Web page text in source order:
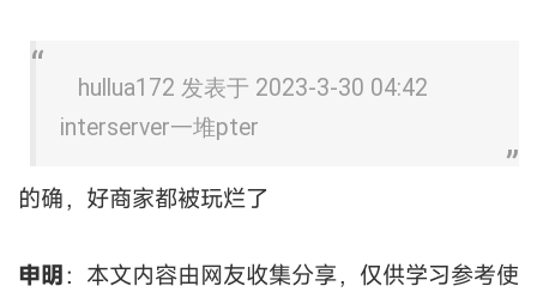
hullua172 发表于 2023-3-30 04:42
interserver一堆pter
的确，好商家都被玩烂了
申明 ：本文内容由网友收集分享，仅供学习参考使